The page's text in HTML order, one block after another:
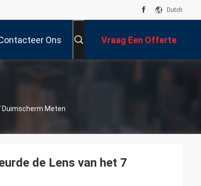
Dutch
Ons Vraag Een Offerte
Duimscherm Meten
de Lens van het 7